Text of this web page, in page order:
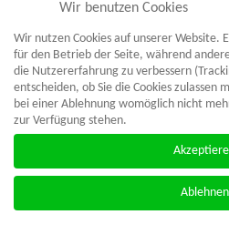
© 2023 - 2026
Boulefreunde Fehmarn
Wir benutzen Cookies
Wir nutzen Cookies auf unserer Website.
für den Betrieb der Seite, während
die Nutzererfahrung zu verbessern
entscheiden, ob Sie die Cookies zulassen
bei einer Ablehnung womöglich nicht
zur Verfügung stehen.
Ablehnen